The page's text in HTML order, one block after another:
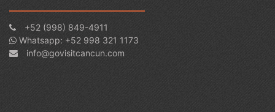
+52 (998) 849-4911
Whatsapp: +52 998 321 1173
info@govisitcancun.com